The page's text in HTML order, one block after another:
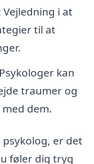
Vejledning i at
til at
Psykologer kan
traumer og
dem.
er det
føler dig tryg